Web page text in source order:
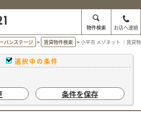
物件検索
お店へ連絡
バンステージ
賃貸物件検索 小平市 メゾネット ｜賃貸
選択中の条件
条件を保存